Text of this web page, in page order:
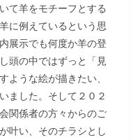
て羊をモチーフとする
に例えているという思
展示でも何度か羊の登
頭の中ではずっと「見
ような絵が描きたい、
ました。そして２０２
関係者の方々からのご
叶い、そのチラシとし